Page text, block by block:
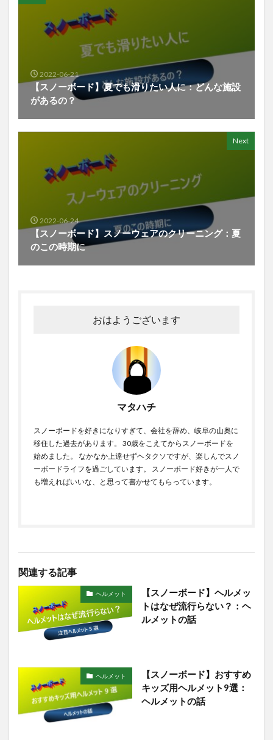
2022-06-21
【スノーボード】夏でも滑りたい人に：どんな施設
があるの？
Next
2022-06-24
【スノーボード】スノーウェアのクリーニング：夏
のこの時期に
おはようございます
マタハチ
スノーボードを好きになりすぎて、会社を辞め、岐阜の山奥に
移住した過去があります。 30歳をこえてからスノーボードを
始めました。 なかなか上達せずヘタクソですが、楽しんでスノ
ーボードライフを過ごしています。 スノーボード好きが一人で
も増えればいいな、と思って書かせてもらっています。
関連する記事
ヘルメット
【スノーボード】ヘルメッ
トはなぜ流行らない？：ヘ
ルメットの話
ヘルメット
【スノーボード】おすすめ
キッズ用ヘルメット9選：
ヘルメットの話